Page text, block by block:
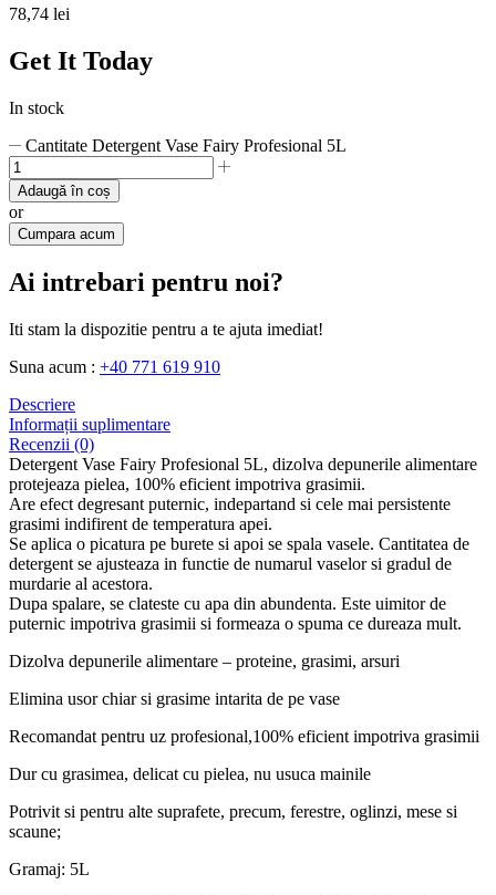
78,74 lei
Get It Today
In stock
Cantitate Detergent Vase Fairy Profesional 5L
Adaugă în coș
or
Cumpara acum
Ai intrebari pentru noi?
Iti stam la dispozitie pentru a te ajuta imediat!
Suna acum : +40 771 619 910
Descriere
Informații suplimentare
Recenzii (0)
Detergent Vase Fairy Profesional 5L, dizolva depunerile alimentare
protejeaza pielea, 100% eficient impotriva grasimii.
Are efect degresant puternic, indepartand si cele mai persistente
grasimi indifirent de temperatura apei.
Se aplica o picatura pe burete si apoi se spala vasele. Cantitatea de
detergent se ajusteaza in functie de numarul vaselor si gradul de
murdarie al acestora.
Dupa spalare, se clateste cu apa din abundenta. Este uimitor de
puternic impotriva grasimii si formeaza o spuma ce dureaza mult.
Dizolva depunerile alimentare – proteine, grasimi, arsuri
Elimina usor chiar si grasime intarita de pe vase
Recomandat pentru uz profesional,100% eficient impotriva grasimii
Dur cu grasimea, delicat cu pielea, nu usuca mainile
Potrivit si pentru alte suprafete, precum, ferestre, oglinzi, mese si
scaune;
Gramaj: 5L